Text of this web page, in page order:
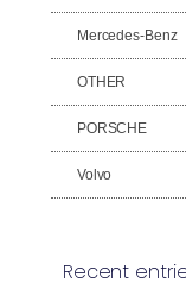
Mercedes-Benz
OTHER
PORSCHE
Volvo
Recent